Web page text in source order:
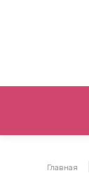
Главная